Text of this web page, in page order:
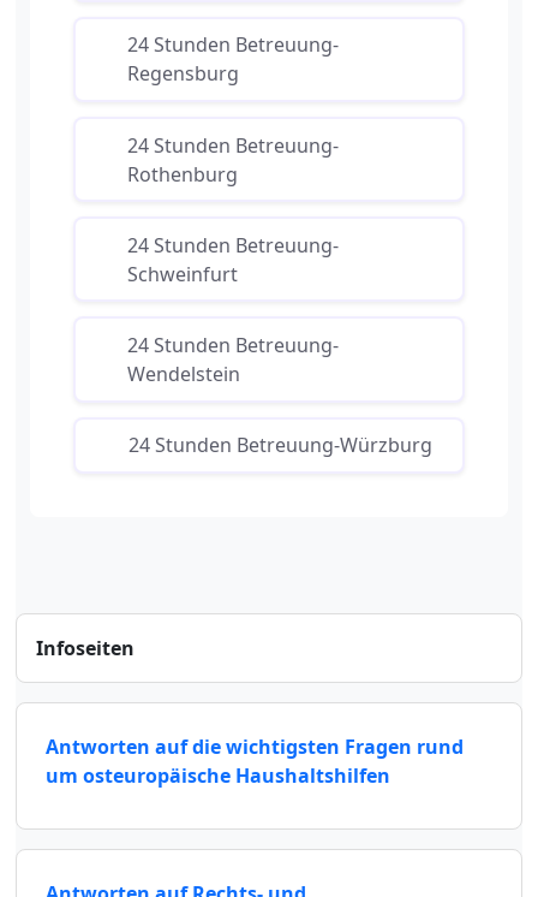
24 Stunden Betreuung-
Regensburg
24 Stunden Betreuung-
Rothenburg
24 Stunden Betreuung-
Schweinfurt
24 Stunden Betreuung-
Wendelstein
24 Stunden Betreuung-Würzburg
Infoseiten
Antworten auf die wichtigsten Fragen rund
um osteuropäische Haushaltshilfen